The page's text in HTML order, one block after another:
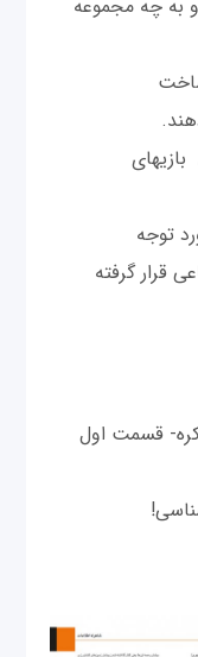
به چه مجموعه
نکات جذابی که در سناریونویسی بازی‎های
توجه
قرار گرفته
قسمت اول